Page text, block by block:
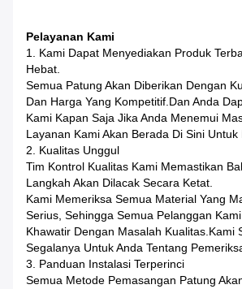
Pelayanan Kami
1. Kami Dapat Menyediakan Produk
Hebat.
Semua Patung Akan Diberikan Dengan
Dan Harga Yang Kompetitif.Dan Anda
Kami Kapan Saja Jika Anda Menemui
Layanan Kami Akan Berada Di Sini Untuk
2. Kualitas Unggul
Tim Kontrol Kualitas Kami Memastikan
Langkah Akan Dilacak Secara Ketat.
Kami Memeriksa Semua Material Yang
Serius, Sehingga Semua Pelanggan
Khawatir Dengan Masalah Kualitas.Kami
Segalanya Untuk Anda Tentang
3. Panduan Instalasi Terperinci
Semua Metode Pemasangan Patung